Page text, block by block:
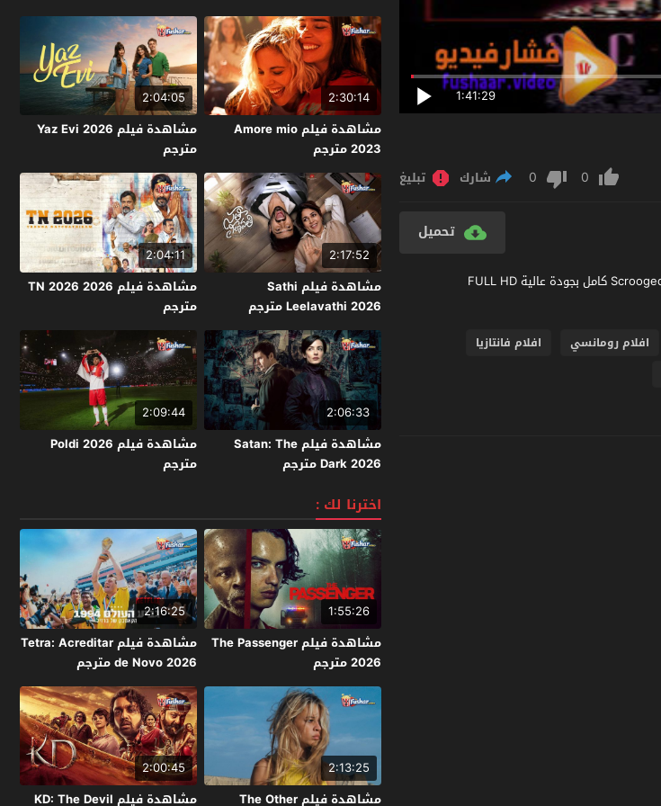
1:41:29
0
0 شارك تبليغ
تحميل
مشاهدة فيلم Scrooged 1988 مترجم عربي اون لاين مشاهدة و تحميل مباشر فيلم البخيل Scrooged 1988 كامل بجودة عالية FULL HD
افلام رومانسي
افلام فانتازيا
2:30:14
مشاهدة فيلم Amore mio
2023 مترجم
2:04:05
مشاهدة فيلم Yaz Evi 2026
مترجم
2:17:52
مشاهدة فيلم Sathi
Leelavathi 2026 مترجم
2:04:11
مشاهدة فيلم TN 2026 2026
مترجم
2:06:33
مشاهدة فيلم Satan: The
Dark 2026 مترجم
2:09:44
مشاهدة فيلم Poldi 2026
مترجم
اخترنا لك :
1:55:26
مشاهدة فيلم The Passenger
2026 مترجم
2:16:25
مشاهدة فيلم Tetra: Acreditar
de Novo 2026 مترجم
2:13:25
مشاهدة فيلم The Other
2:00:45
مشاهدة فيلم KD: The Devil